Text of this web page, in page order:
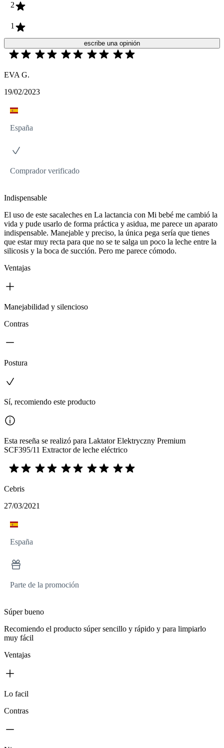
2
1
escribe una opinión
EVA G.
19/02/2023
España
Comprador verificado
Indispensable
El uso de este sacaleches en La lactancia con Mi bebé me cambió la
vida y pude usarlo de forma práctica y asidua, me parece un aparato
indispensable. Manejable y preciso, la única pega sería que tienes
que estar muy recta para que no se te salga un poco la leche entre la
silicosis y la boca de succión. Pero me parece cómodo.
Ventajas
Manejabilidad y silencioso
Contras
Postura
Sí, recomiendo este producto
Esta reseña se realizó para Laktator Elektryczny Premium
SCF395/11 Extractor de leche eléctrico
Cebris
27/03/2021
España
Parte de la promoción
Súper bueno
Recomiendo el producto súper sencillo y rápido y para limpiarlo
muy fácil
Ventajas
Lo facil
Contras